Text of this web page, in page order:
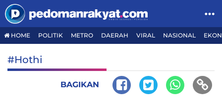
HOME POLITIK METRO DAERAH VIRAL NASIONAL
#Hothi
BAGIKAN